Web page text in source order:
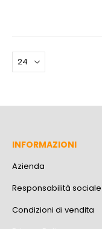
INFORMAZIONI
Azienda
Responsabilità sociale
Condizioni di vendita